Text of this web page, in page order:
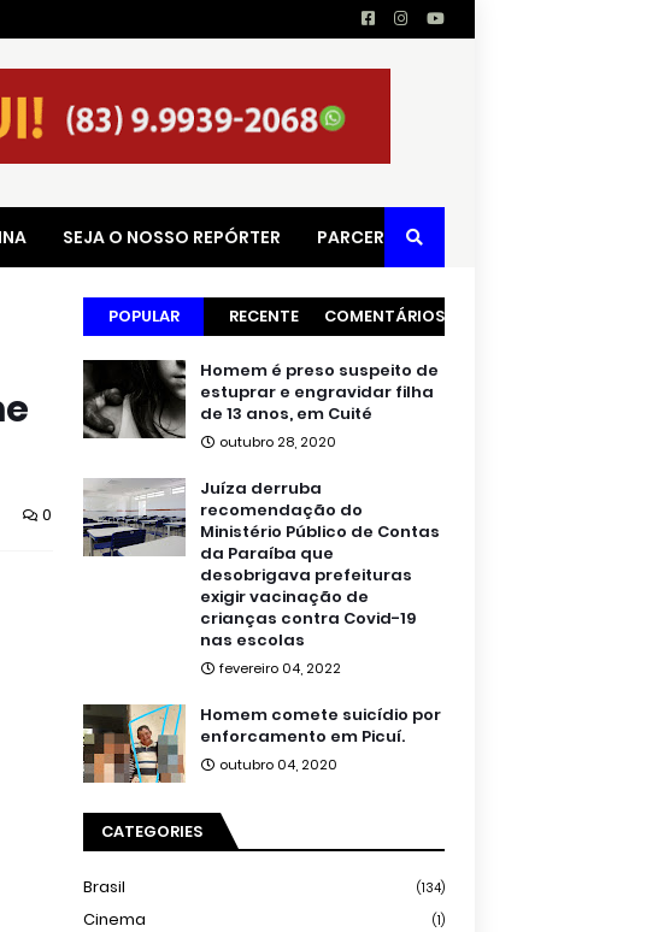
SEJA O NOSSO REPÓRTER PARCERIAS
0
POPULAR RECENTE COMENTÁRIOS
Homem é preso suspeito de
estuprar e engravidar filha
de 13 anos, em Cuité
outubro 28, 2020
Juíza derruba
recomendação do
Ministério Público de Contas
da Paraíba que
desobrigava prefeituras
exigir vacinação de
crianças contra Covid-19
nas escolas
fevereiro 04, 2022
Homem comete suicídio por
enforcamento em Picuí.
outubro 04, 2020
CATEGORIES
Brasil (134)
Cinema (1)